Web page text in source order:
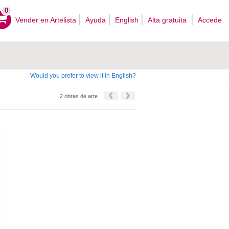
0
Vender en Artelista Ayuda English Alta gratuita Accede
Would you prefer to view it in English?
2 obras de arte